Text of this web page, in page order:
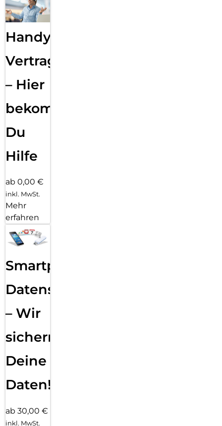
Handy
Vertragsabwicklung
– Hier
bekommst
Du
Hilfe
ab 0,00 €
inkl. MwSt.
Mehr
erfahren
Smartphone
Datensicherung
– Wir
sichern
Deine
Daten!
ab 30,00 €
inkl. MwSt.